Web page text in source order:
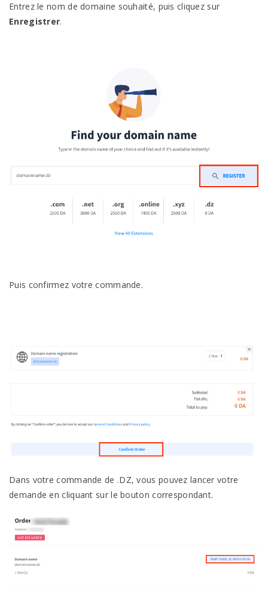
Entrez le nom de domaine souhaité, puis cliquez sur
Enregistrer.
Puis confirmez votre commande.
Dans votre commande de .DZ, vous pouvez lancer votre
demande en cliquant sur le bouton correspondant.